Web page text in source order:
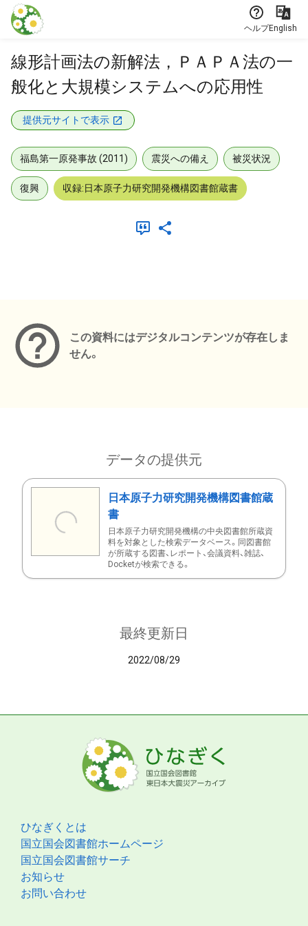
本文に飛ぶ
ヘルプEnglish
線形計画法の新解法，ＰＡＰＡ法の一
般化と大規模システムへの応用性
提供元サイトで表示
福島第一原発事故 (2011) 震災への備え 被災状況
復興 収録:日本原子力研究開発機構図書館蔵書
この資料にはデジタルコンテンツが存在しま
せん。
データの提供元
日本原子力研究開発機構図書館蔵
書
日本原子力研究開発機構の中央図書館所蔵資
料を対象とした検索データベース。同図書館
が所蔵する図書、レポート、会議資料、雑誌、
Docketが検索できる。
最終更新日
2022/08/29
ひなぎくとは
国立国会図書館ホームページ
国立国会図書館サーチ
お知らせ
お問い合わせ